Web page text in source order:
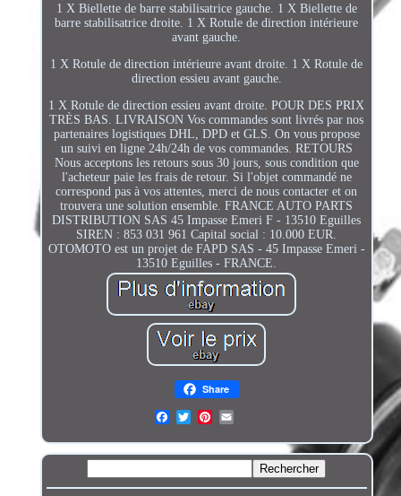
1 X Biellette de barre stabilisatrice gauche. 1 X Biellette de
barre stabilisatrice droite. 1 X Rotule de direction intérieure
avant gauche.
1 X Rotule de direction intérieure avant droite. 1 X Rotule de
direction essieu avant gauche.
1 X Rotule de direction essieu avant droite. POUR DES PRIX
TRÈS BAS. LIVRAISON Vos commandes sont livrés par nos
partenaires logistiques DHL, DPD et GLS. On vous propose
un suivi en ligne 24h/24h de vos commandes. RETOURS
Nous acceptons les retours sous 30 jours, sous condition que
l'acheteur paie les frais de retour. Si l'objet commandé ne
correspond pas à vos attentes, merci de nous contacter et on
trouvera une solution ensemble. FRANCE AUTO PARTS
DISTRIBUTION SAS 45 Impasse Emeri F - 13510 Eguilles
SIREN : 853 031 961 Capital social : 10.000 EUR.
OTOMOTO est un projet de FAPD SAS - 45 Impasse Emeri -
13510 Eguilles - FRANCE.
Share